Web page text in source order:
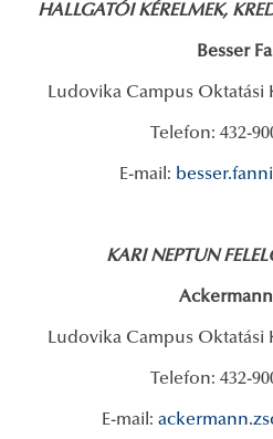
HALLGATÓI KÉRELMEK,
Besser
Ludovika Campus Oktatási
Telefon: 432-
E-mail:
KARI NEPTUN
Ludovika Campus Oktatási
Telefon: 432-
E-mail: